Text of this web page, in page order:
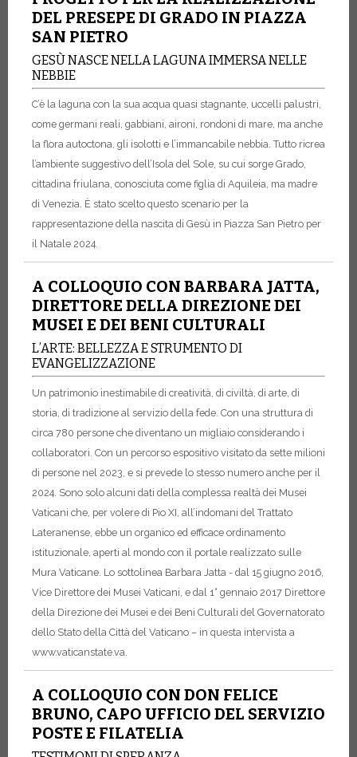
DEL PRESEPE DI GRADO IN PIAZZA
SAN PIETRO
GESÙ NASCE NELLA LAGUNA IMMERSA NELLE
NEBBIE
C’è la laguna con la sua acqua quasi stagnante, uccelli palustri,
come germani reali, gabbiani, aironi, rondoni di mare, ma anche
la flora autoctona, gli isolotti e l’immancabile nebbia. Tutto ricrea
l’ambiente suggestivo dell’Isola del Sole, su cui sorge Grado,
cittadina friulana, conosciuta come figlia di Aquileia, ma madre
di Venezia. È stato scelto questo scenario per la
rappresentazione della nascita di Gesù in Piazza San Pietro per
il Natale 2024.
A COLLOQUIO CON BARBARA JATTA,
DIRETTORE DELLA DIREZIONE DEI
MUSEI E DEI BENI CULTURALI
L’ARTE: BELLEZZA E STRUMENTO DI
EVANGELIZZAZIONE
Un patrimonio inestimabile di creatività, di civiltà, di arte, di
storia, di tradizione al servizio della fede. Con una struttura di
circa 780 persone che diventano un migliaio considerando i
collaboratori. Con un percorso espositivo visitato da sette milioni
di persone nel 2023, e si prevede lo stesso numero anche per il
2024. Sono solo alcuni dati della complessa realtà dei Musei
Vaticani che, per volere di Pio XI, all’indomani del Trattato
Lateranense, ebbe un organico ed efficace ordinamento
istituzionale, aperti al mondo con il portale realizzato sulle
Mura Vaticane. Lo sottolinea Barbara Jatta - dal 15 giugno 2016,
Vice Direttore dei Musei Vaticani, e dal 1° gennaio 2017 Direttore
della Direzione dei Musei e dei Beni Culturali del Governatorato
dello Stato della Città del Vaticano – in questa intervista a
www.vaticanstate.va.
A COLLOQUIO CON DON FELICE
BRUNO, CAPO UFFICIO DEL SERVIZIO
POSTE E FILATELIA